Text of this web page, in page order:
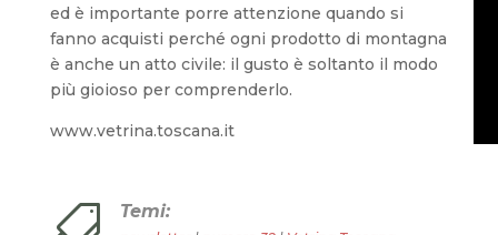
ed è importante porre attenzione quando si
fanno acquisti perché ogni prodotto di montagna
è anche un atto civile: il gusto è soltanto il modo
più gioioso per comprenderlo.
www.vetrina.toscana.it
Temi: